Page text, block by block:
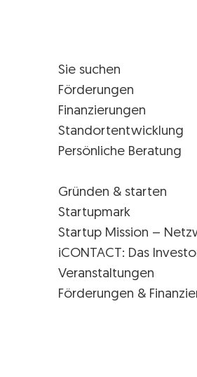
Sie suchen
Förderungen
Finanzierungen
Standortentwicklung
Persönliche Beratung
Gründen & starten
Startupmark
Startup Mission –
iCONTACT: Das
Veranstaltungen
Förderungen &